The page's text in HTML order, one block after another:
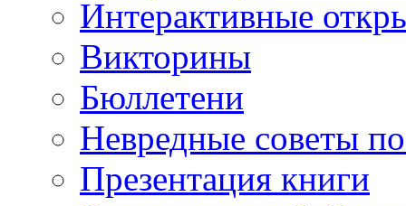
Интерактивные
Викторины
Бюллетени
Невредные советы
Презентация книги